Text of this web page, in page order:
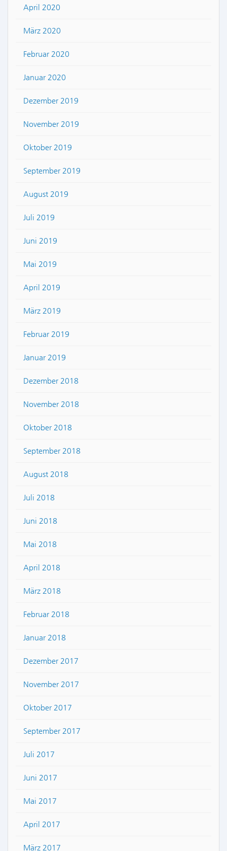
April 2020
März 2020
Februar 2020
Januar 2020
Dezember 2019
November 2019
Oktober 2019
September 2019
August 2019
Juli 2019
Juni 2019
Mai 2019
April 2019
März 2019
Februar 2019
Januar 2019
Dezember 2018
November 2018
Oktober 2018
September 2018
August 2018
Juli 2018
Juni 2018
Mai 2018
April 2018
März 2018
Februar 2018
Januar 2018
Dezember 2017
November 2017
Oktober 2017
September 2017
Juli 2017
Juni 2017
Mai 2017
April 2017
März 2017